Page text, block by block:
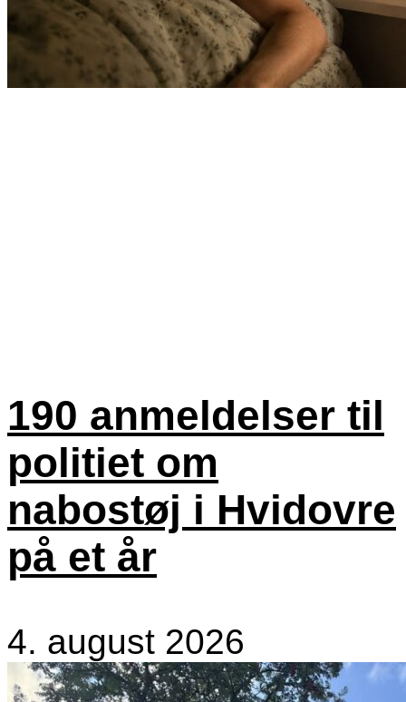
190 anmeldelser til
politiet om
nabostøj i Hvidovre
på et år
4. august 2026